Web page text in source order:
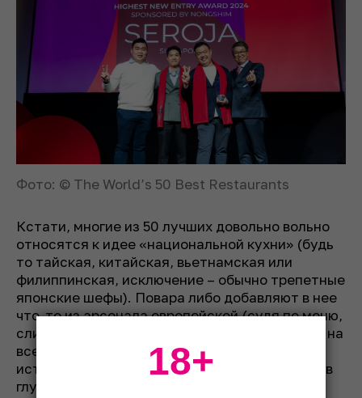
Фото: © The World’s 50 Best Restaurants
Кстати, многие из 50 лучших довольно вольно
относятся к идее «национальной кухни» (будь
то тайская, китайская, вьетнамская или
филиппинская, исключение – обычно трепетные
японские шефы). Повара либо добавляют в нее
что-то из арсенала европейской (судя по меню,
сливочное масло распространилось наконец на
все страны Азии, даже те, которые
исторически его почти не ели), либо находят в
глубинах истории и малоизвестных регионов
18+